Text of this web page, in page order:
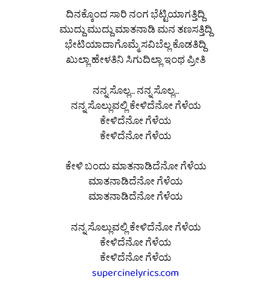
ದಿನಕ್ಕೊಂದ ಸಾರಿ ನಂಗ ಭೆಟ್ಟಿಯಾಗತ್ತಿದ್ದಿ
ಮುದ್ದು ಮುದ್ದು ಮಾತನಾಡಿ ಮನ ತಣಸತ್ತಿದ್ದಿ
ಭೇಟಿಯಾದಾಗೊಮ್ಮೆ ಸವಿಬೆಲ್ಲ ಕೊಡತಿದ್ದಿ
ಖುಲ್ಲಾ ಹೇಳತಿನಿ ಸಿಗುದಿಲ್ಲಾ ಇಂಥ ಪ್ರೀತಿ
ನನ್ನ ಸೊಲ್ಲ… ನನ್ನ ಸೊಲ್ಲ…
ನನ್ನ ಸೊಲ್ಲುವಲ್ಲಿ ಕೇಳಿದೆನೋ ಗೆಳೆಯ
ಕೇಳಿದೆನೋ ಗೆಳೆಯ
ಕೇಳಿದೆನೋ ಗೆಳೆಯ
ಕೇಳಿ ಬಂದು ಮಾತನಾಡಿದೆನೋ ಗೆಳೆಯ
ಮಾತನಾಡಿದೆನೋ ಗೆಳೆಯ
ಮಾತನಾಡಿದೆನೋ ಗೆಳೆಯ
ನನ್ನ ಸೊಲ್ಲುವಲ್ಲಿ ಕೇಳಿದೆನೋ ಗೆಳೆಯ
ಕೇಳಿದೆನೋ ಗೆಳೆಯ
ಕೇಳಿದೆನೋ ಗೆಳೆಯ
supercinelyrics.com